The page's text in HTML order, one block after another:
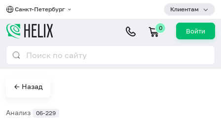
Санкт-Петербург Клиентам
0 Войти
← Назад
Анализ 06-229